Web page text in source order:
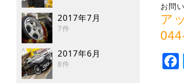
2017年7月
7件
2017年6月
8件
お問
ア